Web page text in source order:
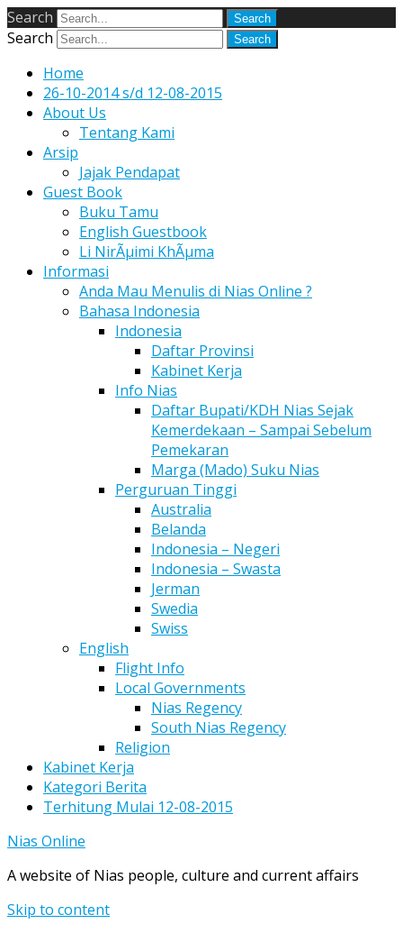
Search
Search
Home
26-10-2014 s/d 12-08-2015
About Us
Tentang Kami
Arsip
Jajak Pendapat
Guest Book
Buku Tamu
English Guestbook
Li NirÃµimi KhÃµma
Informasi
Anda Mau Menulis di Nias Online ?
Bahasa Indonesia
Indonesia
Daftar Provinsi
Kabinet Kerja
Info Nias
Daftar Bupati/KDH Nias Sejak
Kemerdekaan – Sampai Sebelum
Pemekaran
Marga (Mado) Suku Nias
Perguruan Tinggi
Australia
Belanda
Indonesia – Negeri
Indonesia – Swasta
Jerman
Swedia
Swiss
English
Flight Info
Local Governments
Nias Regency
South Nias Regency
Religion
Kabinet Kerja
Kategori Berita
Terhitung Mulai 12-08-2015
Nias Online
A website of Nias people, culture and current affairs
Skip to content